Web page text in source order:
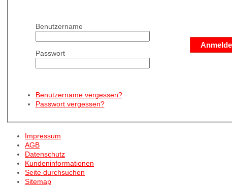
Benutzername
Passwort
Benutzername vergessen?
Passwort vergessen?
Impressum
AGB
Datenschutz
Kundeninformationen
Seite durchsuchen
Sitemap